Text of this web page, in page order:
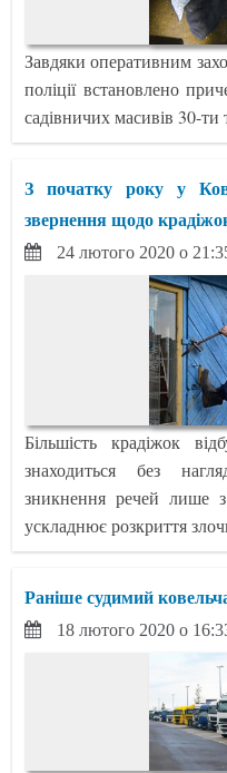
Завдяки оперативним
поліції встановлено
садівничих масивів 30-ти
З початку року у
звернення щодо
24 лютого 2020 о
Більшість крадіжок
знаходиться без
зникнення речей лише
ускладнює розкриття
Раніше судимий
18 лютого 2020 о